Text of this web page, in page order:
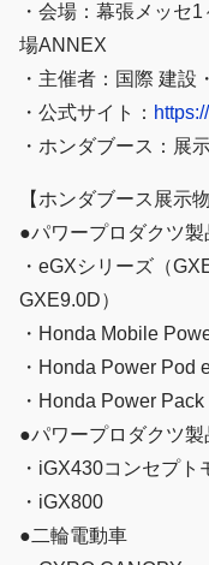
・会場：幕張メッセ
場ANNEX
・主催者：国際 建設
・公式サイト：
・ホンダブース：展
【ホンダブース展示
●パワープロダクツ製
・eGXシリーズ（
GXE9.0D）
・Honda Mobile
・Honda Power Pod
・Honda Power
●パワープロダクツ製
・iGX430コンセプト
・iGX800
●二輪電動車